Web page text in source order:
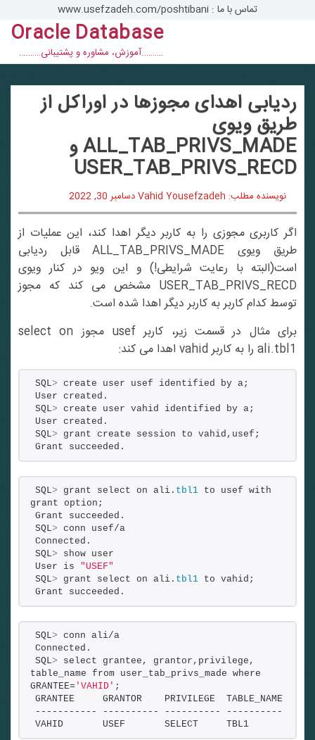
تماس با ما : www.usefzadeh.com/poshtibani
Oracle Database
……….آموزش، مشاوره و پشتیبانی……….
ردیابی اهدای مجوزها در اوراکل از
طریق ویوی
ALL_TAB_PRIVS_MADE و
USER_TAB_PRIVS_RECD
نویسنده مطلب: Vahid Yousefzadeh دسامبر 30, 2022
اگر کاربری مجوزی را به کاربر دیگر اهدا کند، این عملیات از
طریق ویوی ALL_TAB_PRIVS_MADE قابل ردیابی
است(البته با رعایت شرایطی!) و این ویو در کنار ویوی
USER_TAB_PRIVS_RECD مشخص می کند که مجوز
توسط کدام کاربر به کاربر دیگر اهدا شده است.
برای مثال در قسمت زیر، کاربر usef مجوز select on
ali.tbl1 را به کاربر vahid اهدا می کند:
SQL> create user usef identified by a;
User created.
SQL> create user vahid identified by a;
User created.
SQL> grant create session to vahid,usef;
Grant succeeded.
SQL> grant select on ali.tbl1
to usef with
grant option;
Grant succeeded.
SQL> conn usef/a
Connected.
SQL> show user
User is "USEF"
SQL> grant select on ali.tbl1 to vahid;
Grant succeeded.
SQL> conn ali/a
Connected.
SQL> select grantee, grantor,privilege,
table_name from user_tab_privs_made where
GRANTEE='VAHID'
GRANTEE     GRANTOR    PRIVILEGE  TABLE_NAME
----------- ---------- ---------- ----------
VAHID       USEF       SELECT     TBL1